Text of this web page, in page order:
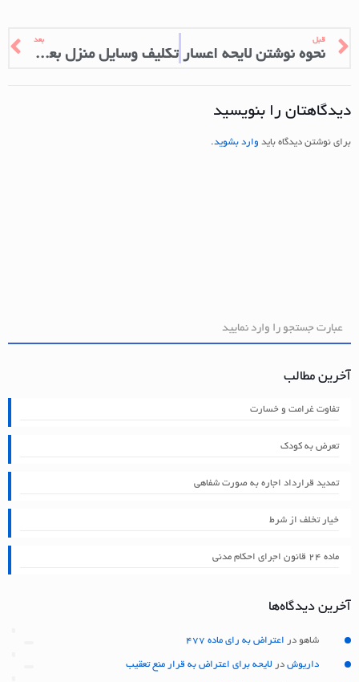
قبل
نحوه نوشتن لایحه اعسار
بعد
تکلیف وسایل منزل بعد از طلاق
دیدگاهتان را بنویسید
برای نوشتن دیدگاه باید وارد بشوید.
آخرین مطالب
تفاوت غرامت و خسارت
تعرض به کودک
تمدید قرارداد اجاره به صورت شفاهی
خیار تخلف از شرط
ماده ۲۴ قانون اجرای احکام مدنی
آخرین دیدگاه‌ها
شاهو در اعتراض به رای ماده 477
داریوش در لایحه برای اعتراض به قرار منع تعقیب